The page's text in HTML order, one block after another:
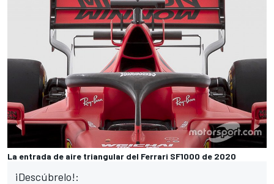
La entrada de aire triangular del Ferrari SF1000 de 2020
¡Descúbrelo!: